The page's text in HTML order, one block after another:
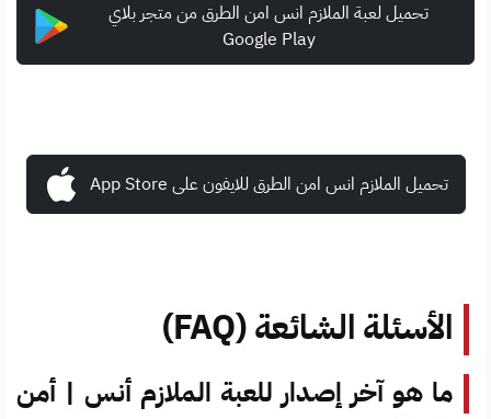
تحميل لعبة الملازم انس امن الطرق من متجر بلاي
Google Play
تحميل الملازم انس امن الطرق للايفون على App Store
الأسئلة الشائعة (FAQ)
ما هو آخر إصدار للعبة الملازم أنس | أمن